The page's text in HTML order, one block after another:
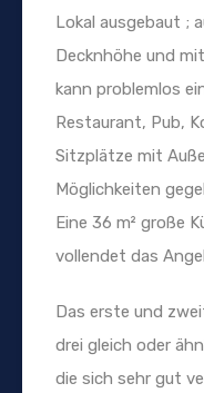
Lokal ausgebaut ;
Decknhöhe und
kann problemlos
Restaurant, Pub,
Sitzplätze mit
Möglichkeiten
Eine 36 m² große
vollendet das
Das erste und
drei gleich oder
die sich sehr gut